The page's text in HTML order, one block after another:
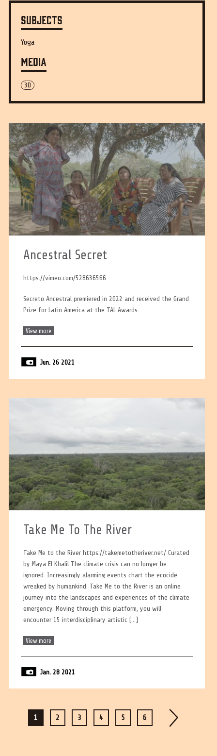
Subjects
Yoga
Media
3D
Ancestral Secret
https://vimeo.com/528636566
Secreto Ancestral premiered in 2022 and received the Grand
Prize for Latin America at the TAL Awards.
View more
Jun. 26 2021
Take Me To The River
Take Me to the River https://takemetotheriver.net/ Curated
by Maya El Khalil The climate crisis can no longer be
ignored. Increasingly alarming events chart the ecocide
wreaked by humankind. Take Me to the River is an online
journey into the landscapes and experiences of the climate
emergency. Moving through this platform, you will
encounter 15 interdisciplinary artistic […]
View more
Jan. 28 2021
1 2 3 4 5 6